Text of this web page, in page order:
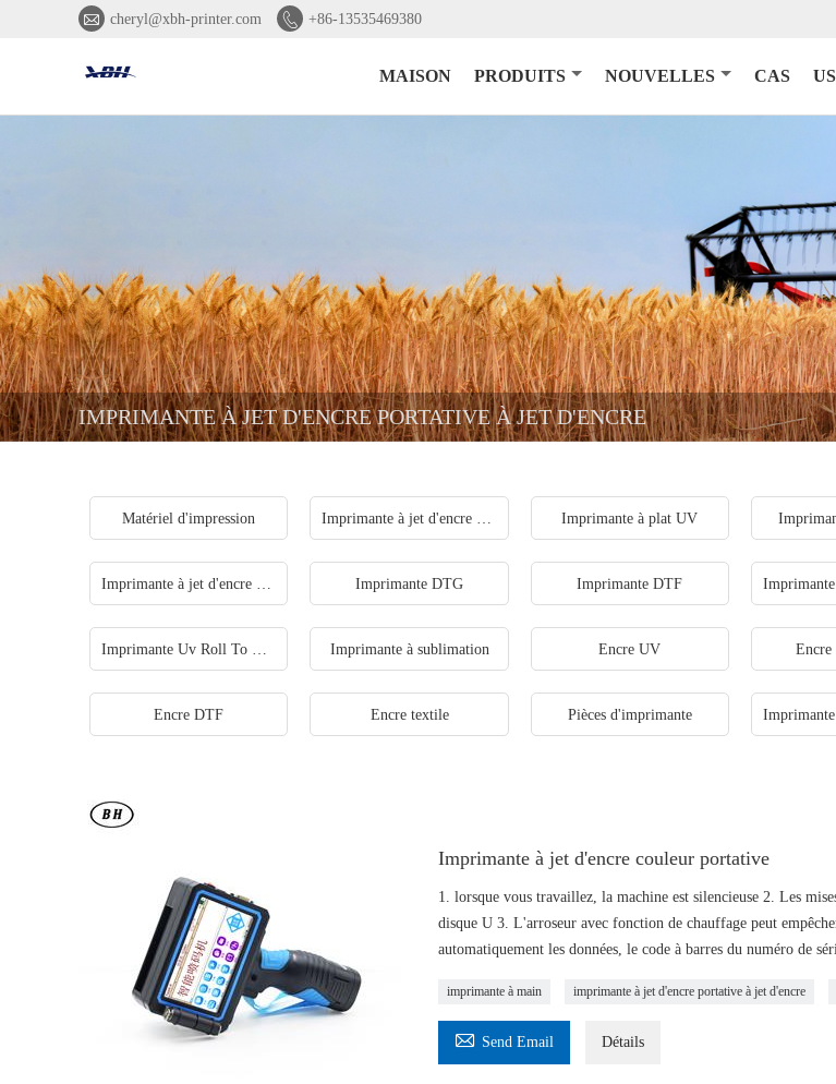
 cheryl@xbh-printer.com  +86-13535469380
MAISON PRODUITS NOUVELLES CAS
IMPRIMANTE À JET D'ENCRE PORTATIVE À JET D'ENCRE
Matériel d'impression Imprimante à jet d'encre murale Imprimante à plat UV
Imprimante à jet d'encre haute vitesse Imprimante DTG Imprimante DTF
Imprimante Uv Roll To Roll Imprimante à sublimation Encre UV Encre
Encre DTF Encre textile Pièces d'imprimante
Imprimante à jet d'encre couleur portative
1. lorsque vous travaillez, la machine est silencieuse 2. Les
disque U 3. L'arroseur avec fonction de chauffage peut
automatiquement les données, le code à barres du numéro de
imprimante à main imprimante à jet d'encre portative à jet d'encre
 Send Email Détails